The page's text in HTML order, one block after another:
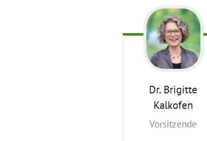
Dr. Brigitte
Kalkofen
Vorsitzende